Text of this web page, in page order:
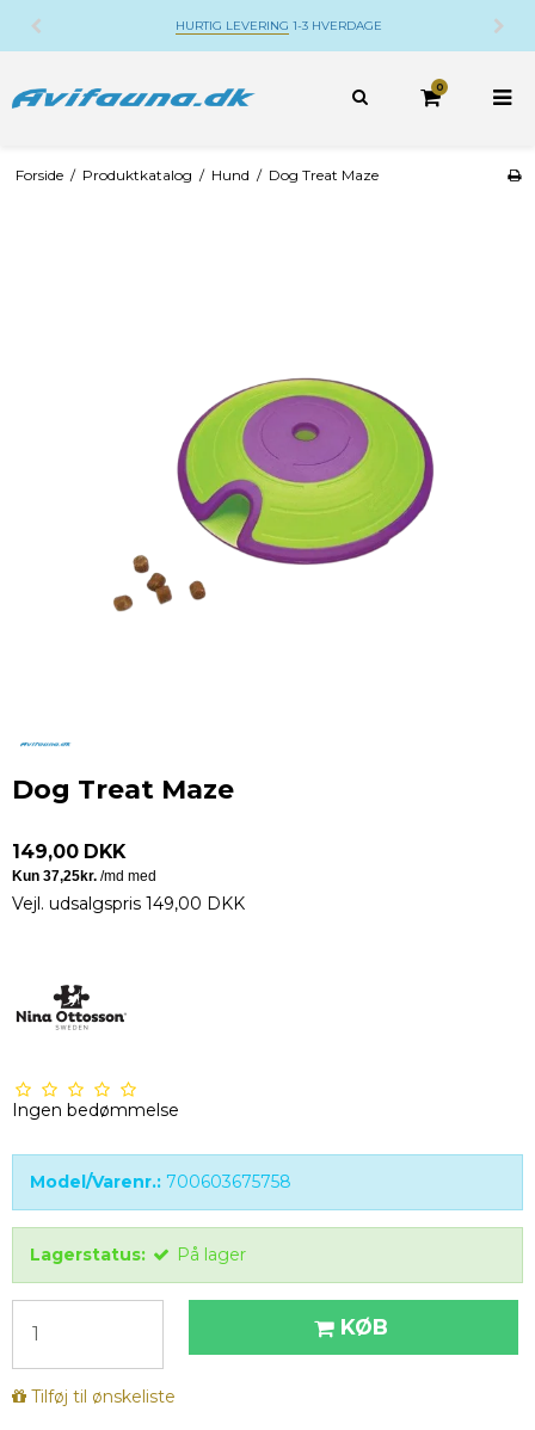
HURTIG LEVERING 1-3 HVERDAGE
0
Forside / Produktkatalog / Hund / Dog Treat Maze
Dog Treat Maze
149,00 DKK
Vejl. udsalgspris 149,00 DKK
Ingen bedømmelse
Model/Varenr.: 700603675758
Lagerstatus: På lager
KØB
Tilføj til ønskeliste